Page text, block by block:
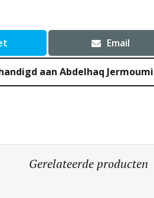
Email
aan Abdelhaq Jermoumi
Gerelateerde producten